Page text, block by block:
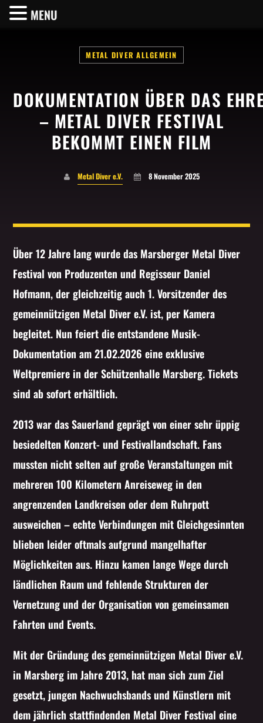
SHARE THIS PAGE ON:
Whatsapp
METAL DIVER ALLGEMEIN
DOKUMENTATION ÜBER DAS
– METAL DIVER FESTIVAL
BEKOMMT EINEN FILM
Metal Diver e.V. 8 November 2025
Über 12 Jahre lang wurde das Marsberger Metal Diver
Festival von Produzenten und Regisseur Daniel
Hofmann, der gleichzeitig auch 1. Vorsitzender des
gemeinnützigen Metal Diver e.V. ist, per Kamera
begleitet. Nun feiert die entstandene Musik-
Dokumentation am 21.02.2026 eine exklusive
Weltpremiere in der Schützenhalle Marsberg. Tickets
sind ab sofort erhältlich.
2013 war das Sauerland geprägt von einer sehr üppig
besiedelten Konzert- und Festivallandschaft. Fans
mussten nicht selten auf große Veranstaltungen mit
mehreren 100 Kilometern Anreiseweg in den
angrenzenden Landkreisen oder dem Ruhrpott
ausweichen – echte Verbindungen mit Gleichgesinnten
blieben leider oftmals aufgrund mangelhafter
Möglichkeiten aus. Hinzu kamen lange Wege durch
ländlichen Raum und fehlende Strukturen der
Vernetzung und der Organisation von gemeinsamen
Fahrten und Events.
Mit der Gründung des gemeinnützigen Metal Diver e.V.
in Marsberg im Jahre 2013, hat man sich zum Ziel
gesetzt, jungen Nachwuchsbands und Künstlern mit
dem jährlich stattfindenden Metal Diver Festival eine
MENU